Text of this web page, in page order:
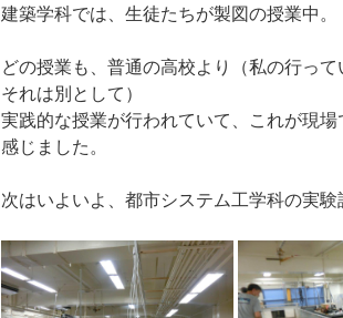
建築学科では、生徒たちが製図の授業中。
どの授業も、普通の高校より（私の行っ
それは別として）
実践的な授業が行われていて、これが現
感じました。
次はいよいよ、都市システム工学科の実験